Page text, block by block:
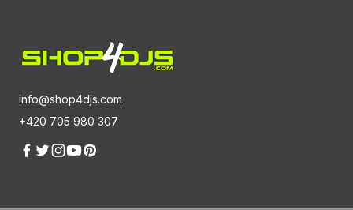
info@shop4djs.com
+420 705 980 307